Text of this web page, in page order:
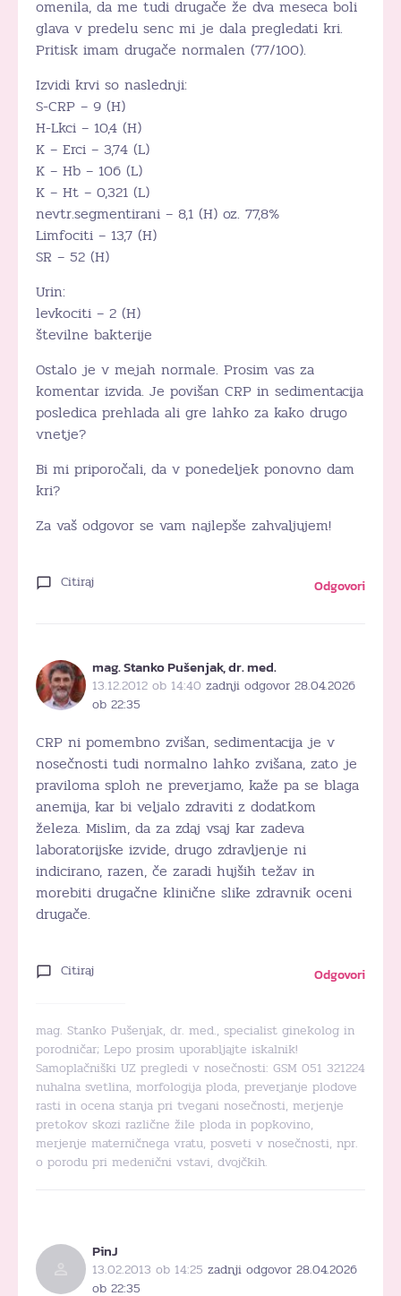
omenila, da me tudi drugače že dva meseca boli
glava v predelu senc mi je dala pregledati kri.
Pritisk imam drugače normalen (77/100).
Izvidi krvi so naslednji:
S-CRP – 9 (H)
H-Lkci – 10,4 (H)
K – Erci – 3,74 (L)
K – Hb – 106 (L)
K – Ht – 0,321 (L)
nevtr.segmentirani – 8,1 (H) oz. 77,8%
Limfociti – 13,7 (H)
SR – 52 (H)
Urin:
levkociti – 2 (H)
številne bakterije
Ostalo je v mejah normale. Prosim vas za
komentar izvida. Je povišan CRP in sedimentacija
posledica prehlada ali gre lahko za kako drugo
vnetje?
Bi mi priporočali, da v ponedeljek ponovno dam
kri?
Za vaš odgovor se vam najlepše zahvaljujem!
Citiraj Odgovori
mag. Stanko Pušenjak, dr. med.
13.12.2012 ob 14:40 zadnji odgovor 28.04.2026
ob 22:35
CRP ni pomembno zvišan, sedimentacija je v
nosečnosti tudi normalno lahko zvišana, zato je
praviloma sploh ne preverjamo, kaže pa se blaga
anemija, kar bi veljalo zdraviti z dodatkom
železa. Mislim, da za zdaj vsaj kar zadeva
laboratorijske izvide, drugo zdravljenje ni
indicirano, razen, če zaradi hujših težav in
morebiti drugačne klinične slike zdravnik oceni
drugače.
Citiraj Odgovori
mag. Stanko Pušenjak, dr. med., specialist ginekolog in
porodničar; Lepo prosim uporabljajte iskalnik!
Samoplačniški UZ pregledi v nosečnosti: GSM 051 321224
nuhalna svetlina, morfologija ploda, preverjanje plodove
rasti in ocena stanja pri tvegani nosečnosti, merjenje
pretokov skozi različne žile ploda in popkovino,
merjenje materničnega vratu, posveti v nosečnosti, npr.
o porodu pri medenični vstavi, dvojčkih.
PinJ
13.02.2013 ob 14:25 zadnji odgovor 28.04.2026
ob 22:35